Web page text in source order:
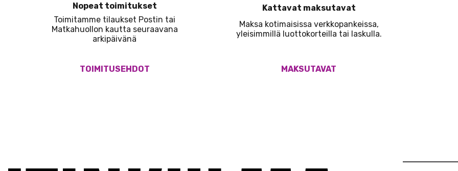
Nopeat toimitukset
Toimitamme tilaukset Postin tai
Matkahuollon kautta seuraavana
arkipäivänä
TOIMITUSEHDOT
Kattavat maksutavat
Maksa kotimaisissa verkkopankeissa,
yleisimmillä luottokorteilla tai laskulla.
MAKSUTAVAT